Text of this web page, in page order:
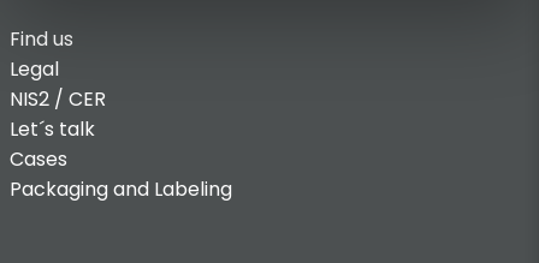
Find us
Legal
NIS2 / CER
Let´s talk
Cases
Packaging and Labeling